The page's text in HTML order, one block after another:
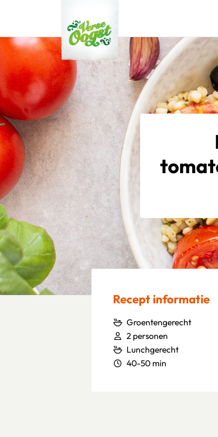
Verse Oogst
Recept informatie
Groentengerecht
2 personen
Lunchgerecht
40-50 min